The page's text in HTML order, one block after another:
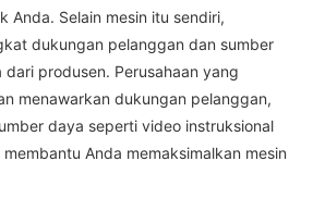
Anda. Selain mesin itu sendiri,
dukungan pelanggan dan sumber
produsen. Perusahaan yang
menawarkan dukungan pelanggan,
daya seperti video instruksional
Anda memaksimalkan mesin